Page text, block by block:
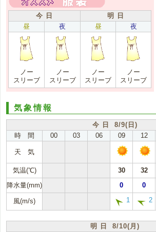
今 日
明 日
昼
夜 昼 夜
ノー
スリーブ
ノー
スリーブ
ノー
スリーブ
ノー
スリーブ
気象情報
今 日 8/9(日)
時 間
00 03 06 09 12
天 気
気温(℃) 30 32
降水量(mm)
0 0
風(m/s) 1 2
明 日 8/10(月)